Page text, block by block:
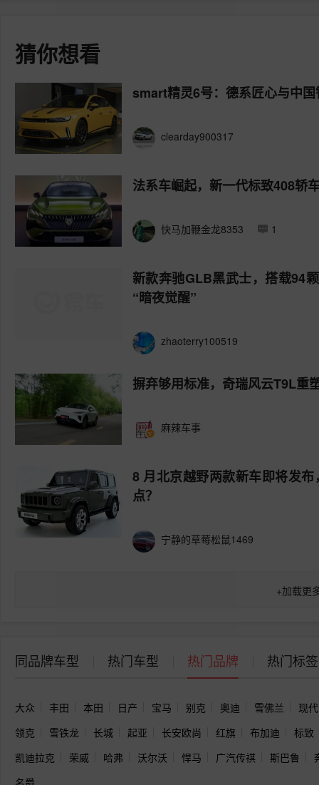
猜你想看
smart精灵6号：德系匠心与中
clearday900317
法系车崛起，新一代标致408轿
快马加鞭金龙8353 1
新款奔驰GLB黑武士，搭载94
“暗夜觉醒”
zhaoterry100519
摒弃够用标准，奇瑞风云T9L重
麻辣车事
8 月北京越野两款新车即将发
点？
宁静的草莓松鼠1469
+加载更
同品牌车型 热门车型 热门品牌 热门标签
大众 丰田 本田 日产 宝马 别克 奥迪 雪佛兰
现代
领克
雪铁龙 长城 起亚 长安欧尚 红旗 布加迪
标致
凯迪拉克
荣威 哈弗 沃尔沃 悍马 广汽传祺 斯巴鲁